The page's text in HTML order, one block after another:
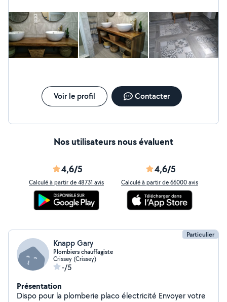
désactivé et décoratif suivant volume. élagage taille
d'arbres. abattage....curage et débouchage
canalisations.... me contacter si un doute ou un conseil.
possibilté de location de quelques matériels.
Voir le profil Contacter
Nos utilisateurs nous évaluent
4,6/5
Calculé à partir de 48731 avis
4,6/5
Calculé à partir de 66000 avis
Particulier
Knapp Gary
Plombiers chauffagiste
Crissey (Crissey)
-/5
Présentation
Dispo pour la plomberie placo électricité Envoyer votre